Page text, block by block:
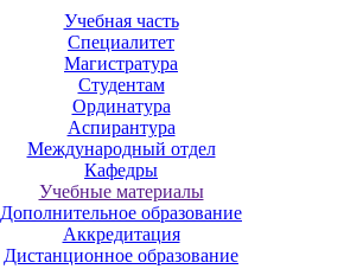
Учебная часть
Специалитет
Магистратура
Студентам
Ординатура
Аспирантура
Международный отдел
Кафедры
Учебные материалы
Дополнительное образование
Аккредитация
Дистанционное образование